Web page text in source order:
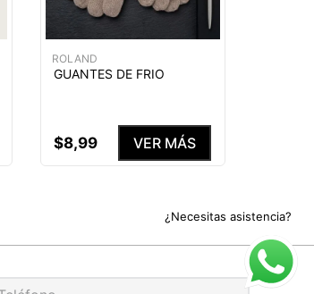
¿Necesitas asistencia?
ROLAND
GUANTES DE FRIO
$8,99 VER MÁS